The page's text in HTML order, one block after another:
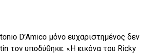
D’Amico μόνο ευχαριστημένος δεν
τον υποδύθηκε. «Η εικόνα του Ricky